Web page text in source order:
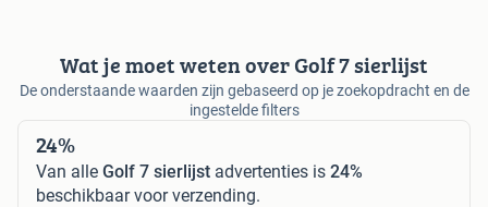
Wat je moet weten over Golf 7 sierlijst
De onderstaande waarden zijn gebaseerd op je zoekopdracht en de
ingestelde filters
24%
Van alle Golf 7 sierlijst advertenties is 24%
beschikbaar voor verzending.